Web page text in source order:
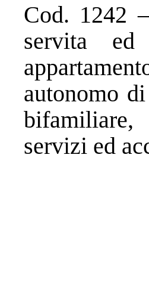
Cod. 1242
servita
autonomo
servizi ed